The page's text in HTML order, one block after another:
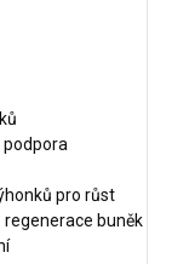
podpora
pro růst
buněk